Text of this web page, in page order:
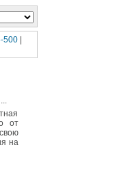
500
...
от
на